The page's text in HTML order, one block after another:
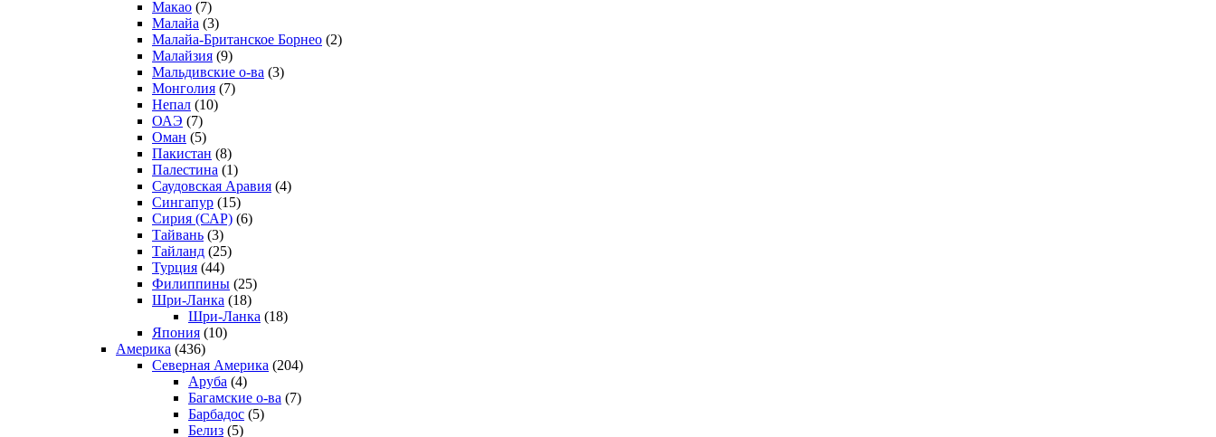
Макао (7)
Малайа (3)
Малайа-Британское Борнео (2)
Малайзия (9)
Мальдивские о-ва (3)
Монголия (7)
Непал (10)
ОАЭ (7)
Оман (5)
Пакистан (8)
Палестина (1)
Саудовская Аравия (4)
Сингапур (15)
Сирия (САР) (6)
Тайвань (3)
Тайланд (25)
Турция (44)
Филиппины (25)
Шри-Ланка (18)
Шри-Ланка (18)
Япония (10)
Америка (436)
Северная Америка (204)
Аруба (4)
Багамские о-ва (7)
Барбадос (5)
Белиз (5)